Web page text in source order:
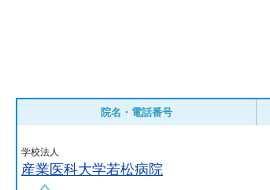
院名・電話番号
学校法人
産業医科大学若松病院